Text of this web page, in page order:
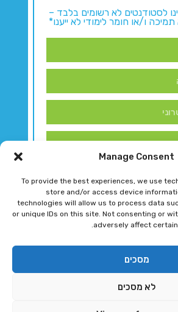
Manage Consent
To provide the best experiences, we use
store and/or access device
technologies will allow us to process data
or unique IDs on this site. Not consenting or
adversely affect
מסכים
לא מסכים
לסטודנטים לא רשומים בלבד –
ו/או חומר לימודי לא ייענו*